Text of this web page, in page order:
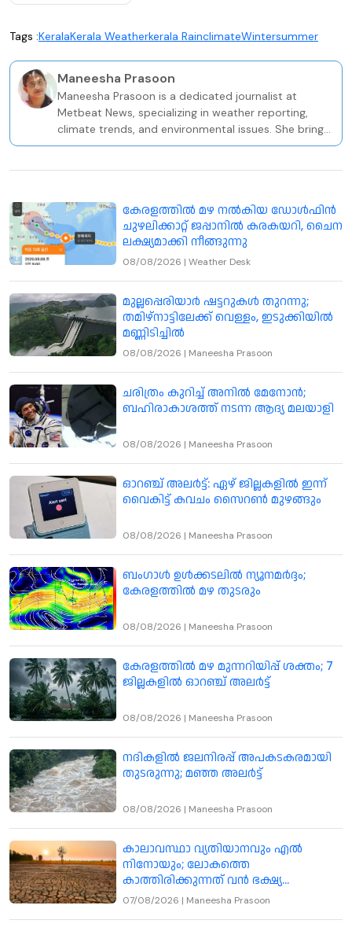
Tags :KeralaKerala Weatherkerala RainclimateWintersummer
Maneesha Prasoon
Maneesha Prasoon is a dedicated journalist at
Metbeat News, specializing in weather reporting,
climate trends, and environmental issues. She brings
a solid academic and professional foundation to her
കേരളത്തില്‍ മഴ നല്‍കിയ ഡോള്‍ഫിന്‍
ചുഴലിക്കാറ്റ് ജപ്പാനില്‍ കരകയറി, ചൈന
ലക്ഷ്യമാക്കി നീങ്ങുന്നു
08/08/2026 | Weather Desk
മുല്ലപ്പെരിയാർ ഷട്ടറുകൾ തുറന്നു;
തമിഴ്നാട്ടിലേക്ക് വെള്ളം, ഇടുക്കിയിൽ
മണ്ണിടിച്ചിൽ
08/08/2026 | Maneesha Prasoon
ചരിത്രം കുറിച്ച് അനിൽ മേനോൻ;
ബഹിരാകാശത്ത് നടന്ന ആദ്യ മലയാളി
08/08/2026 | Maneesha Prasoon
ഓറഞ്ച് അലർട്ട്: ഏഴ് ജില്ലകളിൽ ഇന്ന്
വൈകിട്ട് കവചം സൈറൺ മുഴങ്ങും
08/08/2026 | Maneesha Prasoon
ബംഗാൾ ഉൾക്കടലിൽ ന്യൂനമർദ്ദം;
കേരളത്തിൽ മഴ തുടരും
08/08/2026 | Maneesha Prasoon
കേരളത്തിൽ മഴ മുന്നറിയിപ്പ് ശക്തം; 7
ജില്ലകളിൽ ഓറഞ്ച് അലർട്ട്
08/08/2026 | Maneesha Prasoon
നദികളിൽ ജലനിരപ്പ് അപകടകരമായി
തുടരുന്നു; മഞ്ഞ അലർട്ട്
08/08/2026 | Maneesha Prasoon
കാലാവസ്ഥാ വ്യതിയാനവും എൽ
നിനോയും; ലോകത്തെ
കാത്തിരിക്കുന്നത് വൻ ഭക്ഷ്യ
പ്രതിസന്ധി
07/08/2026 | Maneesha Prasoon